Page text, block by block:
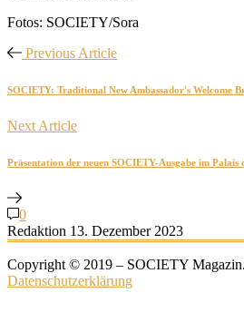
Fotos: SOCIETY/Sora
Previous Article
SOCIETY: Traditional New Ambassador's Welcome
Next Article
Präsentation der neuen SOCIETY-Ausgabe im Palais
0
Redaktion 13. Dezember 2023
Copyright © 2019 – SOCIETY
Datenschutzerklärung